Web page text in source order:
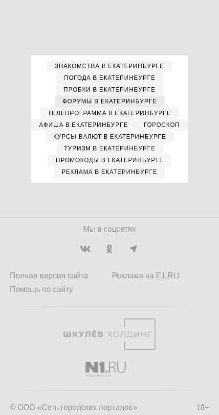
ЗНАКОМСТВА В ЕКАТЕРИНБУРГЕ
ПОГОДА В ЕКАТЕРИНБУРГЕ
ПРОБКИ В ЕКАТЕРИНБУРГЕ
ФОРУМЫ В ЕКАТЕРИНБУРГЕ
ТЕЛЕПРОГРАММА В ЕКАТЕРИНБУРГЕ
АФИША В ЕКАТЕРИНБУРГЕ
ГОРОСКОП
КУРСЫ ВАЛЮТ В ЕКАТЕРИНБУРГЕ
ТУРИЗМ В ЕКАТЕРИНБУРГЕ
ПРОМОКОДЫ В ЕКАТЕРИНБУРГЕ
РЕКЛАМА В ЕКАТЕРИНБУРГЕ
Мы в соцсетях
Полная версия сайта
Помощь по сайту
Реклама на E1.RU
18+
© ООО «Сеть городских порталов»